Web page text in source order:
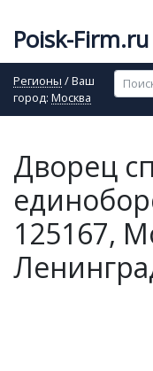
Poisk-Firm.ru
Регионы / Ваш
город: Москва
Дворец
125167,